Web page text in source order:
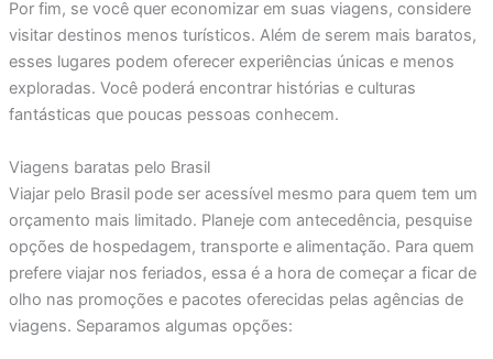
Por fim, se você quer economizar em suas viagens, considere
visitar destinos menos turísticos. Além de serem mais baratos,
esses lugares podem oferecer experiências únicas e menos
exploradas. Você poderá encontrar histórias e culturas
fantásticas que poucas pessoas conhecem.
Viagens baratas pelo Brasil
Viajar pelo Brasil pode ser acessível mesmo para quem tem um
orçamento mais limitado. Planeje com antecedência, pesquise
opções de hospedagem, transporte e alimentação. Para quem
prefere viajar nos feriados, essa é a hora de começar a ficar de
olho nas promoções e pacotes oferecidas pelas agências de
viagens. Separamos algumas opções: